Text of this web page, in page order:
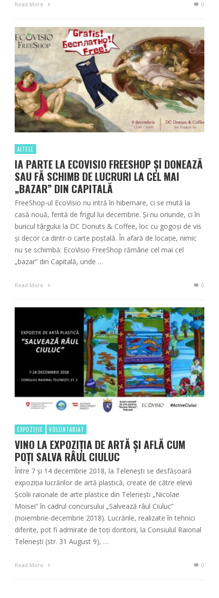
Read More 0
ALTELE
IA PARTE LA ECOVISIO FREESHOP ȘI DONEAZĂ
SAU FĂ SCHIMB DE LUCRURI LA CEL MAI
„BAZAR” DIN CAPITALĂ
FreeShop-ul EcoVisio nu intră în hibernare, ci se mută la
casă nouă, ferită de frigul lui decembrie. Și nu oriunde, ci în
buricul târgului la DC Donuts & Coffee, loc cu gogoși de vis
și decor ca dintr-o carte poștală. În afară de locație, nimic
nu se schimbă: EcoVisio FreeShop rămâne cel mai cel
„bazar” din Capitală, unde …
Read More 0
EXPOZIȚIE VOLUNTARIAT
VINO LA EXPOZIȚIA DE ARTĂ ȘI AFLĂ CUM
POȚI SALVA RÂUL CIULUC
Între 7 și 14 decembrie 2018, la Telenești se desfășoară
expoziția lucrărilor de artă plastică, create de către elevii
Școlii raionale de arte plastice din Telenești „Nicolae
Moisei” în cadrul concursului „Salvează râul Ciuluc”
(noiembrie-decembrie 2018). Lucrările, realizate în tehnici
diferite, pot fi admirate de toți doritorii, la Consiulul Raional
Telenești (str. 31 August 9), …
Read More 0